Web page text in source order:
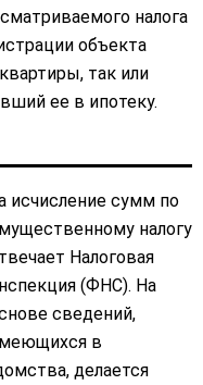
налога
объекта
так или
ее в ипотеку.
исчисление сумм по
налогу
Налоговая
(ФНС). На
сведений,
в
делается